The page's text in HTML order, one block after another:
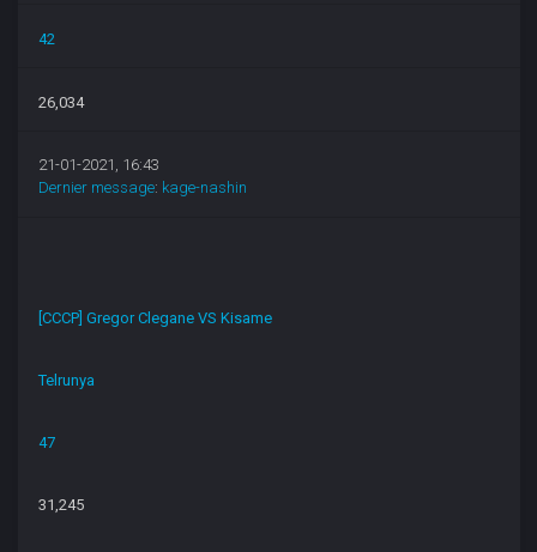
42
26,034
21-01-2021, 16:43
Dernier message: kage-nashin
[CCCP] Gregor Clegane VS Kisame
Telrunya
47
31,245